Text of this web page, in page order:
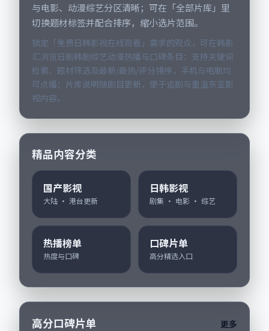
与电影、动漫综艺分区清晰；可在「全部片库」里
切换题材标签并配合排序，缩小选片范围。
锁定「免费日韩影视在线观看」需求的观众，可在韩影
汇浏览日剧韩剧综艺动漫热播与口碑条目：支持关键词
检索、题材筛选及最新/最热/评分排序，手机与电脑均
可点播；片库说明随剧目更新，便于追剧与重温东亚影
视内容。
精品内容分类
国产影视
大陆 · 港台更新
日韩影视
剧集 · 电影 · 综艺
热播榜单
热度与口碑
口碑片单
高分精选入口
高分口碑片单 更多